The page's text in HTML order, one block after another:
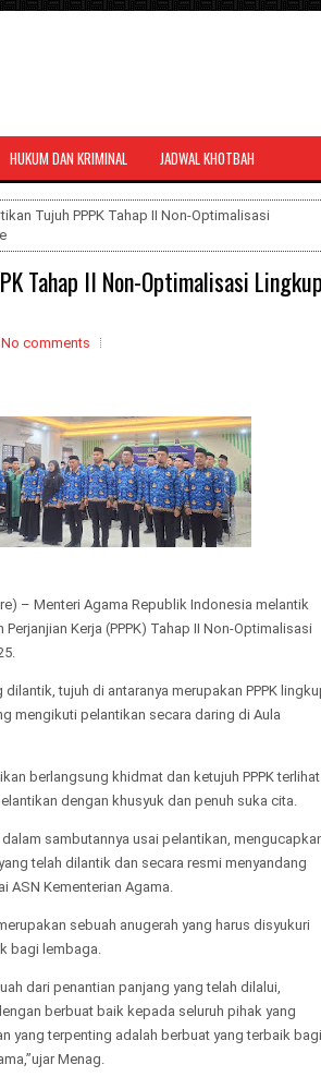
HUKUM DAN KRIMINAL JADWAL KHOTBAH
Tujuh PPPK Tahap II Non-Optimalisasi
Tahap II Non-Optimalisasi
No comments
– Menteri Agama Republik Indonesia melantik
Kerja (PPPK) Tahap II Non-Optimalisasi
dilantik, tujuh di antaranya merupakan PPPK
mengikuti pelantikan secara daring di Aula
berlangsung khidmat dan ketujuh PPPK terlihat
dengan khusyuk dan penuh suka cita.
sambutannya usai pelantikan,
telah dilantik dan secara resmi menyandang
ASN Kementerian Agama.
sebuah anugerah yang harus disyukuri
bagi lembaga.
dari penantian panjang yang telah dilalui,
berbuat baik kepada seluruh pihak yang
yang terpenting adalah berbuat yang terbaik bagi
Menag.